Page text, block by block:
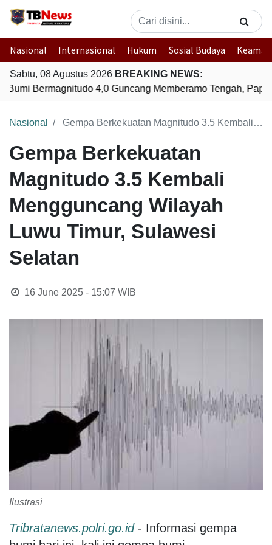
Nasional Internasional Hukum Sosial Budaya
Sabtu, 08 Agustus 2026 BREAKING NEWS:
Bumi Bermagnitudo 4,0 Guncang Memberamo Tengah, Papua
Nasional Gempa Berkekuatan Magnitudo 3.5 Kembali Mengguncang Wilayah Luwu Timur, Sulawesi Selatan
Gempa Berkekuatan
Magnitudo 3.5 Kembali
Mengguncang Wilayah
Luwu Timur, Sulawesi
Selatan
16 June 2025 - 15:07 WIB
Ilustrasi
Tribratanews.polri.go.id- Informasi gempa